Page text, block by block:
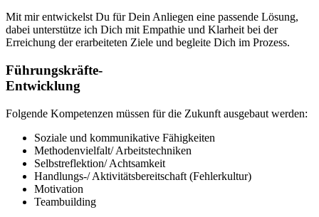
Mit mir entwickelst Du für Dein Anliegen eine passende Lösung,
dabei unterstütze ich Dich mit Empathie und Klarheit bei der
Erreichung der erarbeiteten Ziele und begleite Dich im Prozess.
Führungskräfte-
Entwicklung
Folgende Kompetenzen müssen für die Zukunft ausgebaut werden:
Soziale und kommunikative Fähigkeiten
Methodenvielfalt/ Arbeitstechniken
Selbstreflektion/ Achtsamkeit
Handlungs-/ Aktivitätsbereitschaft (Fehlerkultur)
Motivation
Teambuilding